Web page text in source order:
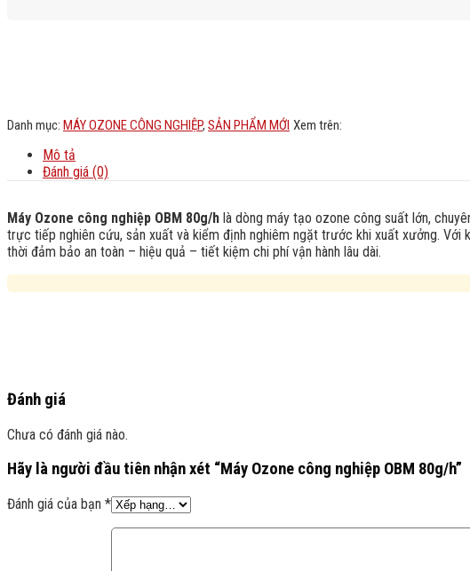
Danh mục: MÁY OZONE CÔNG NGHIỆP, SẢN PHẨM MỚI Xem trên:
Mô tả
Đánh giá (0)
Máy Ozone công nghiệp OBM 80g/h là dòng máy tạo ozone công suất lớn,
trực tiếp nghiên cứu, sản xuất và kiểm định nghiêm ngặt trước khi xuất xưởng.
thời đảm bảo an toàn – hiệu quả – tiết kiệm chi phí vận hành lâu dài.
Đánh giá
Chưa có đánh giá nào.
Hãy là người đầu tiên nhận xét “Máy Ozone công nghiệp OBM 80g/h”
Đánh giá của bạn *